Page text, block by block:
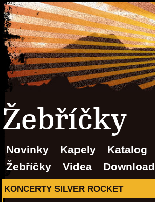
Žebříčky
Novinky Kapely Katalog
Žebříčky
Videa Download
KONCERTY SILVER ROCKET